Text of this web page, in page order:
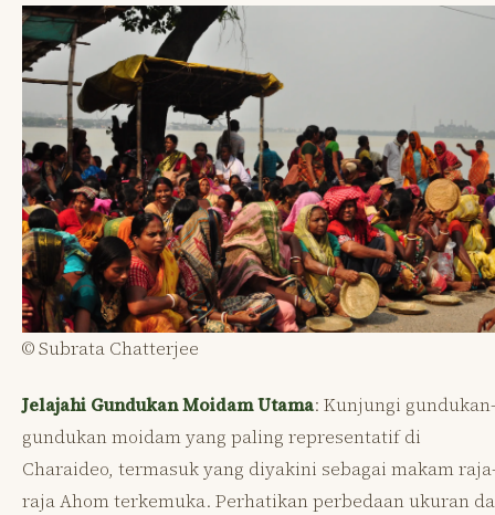
© Subrata Chatterjee
Jelajahi Gundukan Moidam Utama: Kunjungi gundukan-
gundukan moidam yang paling representatif di
Charaideo, termasuk yang diyakini sebagai makam
raja Ahom terkemuka. Perhatikan perbedaan ukuran